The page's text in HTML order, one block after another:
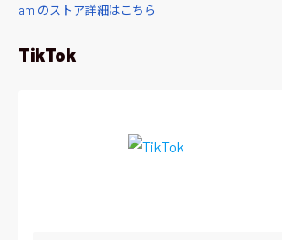
am のストア詳細はこちら
TikTok